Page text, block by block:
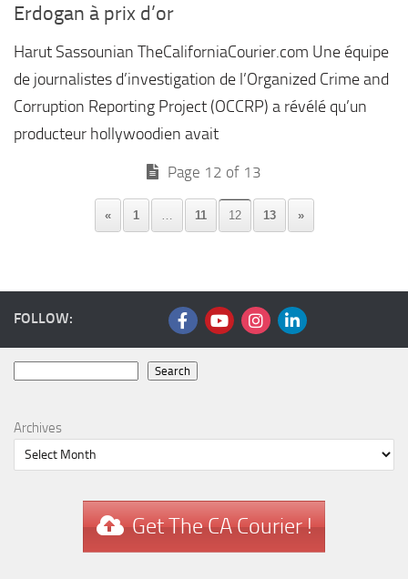
Erdogan à prix d’or
Harut Sassounian TheCaliforniaCourier.com Une équipe
de journalistes d’investigation de l’Organized Crime and
Corruption Reporting Project (OCCRP) a révélé qu’un
producteur hollywoodien avait
Page 12 of 13
« 1 11 12 13 »
FOLLOW:
Search
Archives
Get The CA Courier !